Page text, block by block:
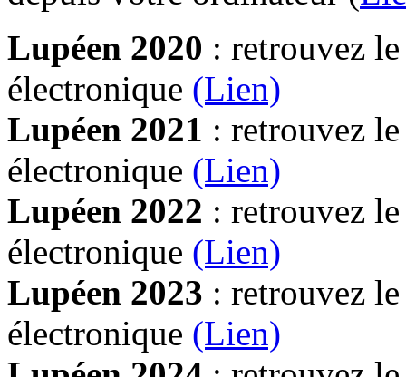
Lupéen 2020 : retrouvez
électronique (Lien)
Lupéen 2021 : retrouvez
électronique (Lien)
Lupéen 2022 : retrouvez
électronique (Lien)
Lupéen 2023 : retrouvez
électronique (Lien)